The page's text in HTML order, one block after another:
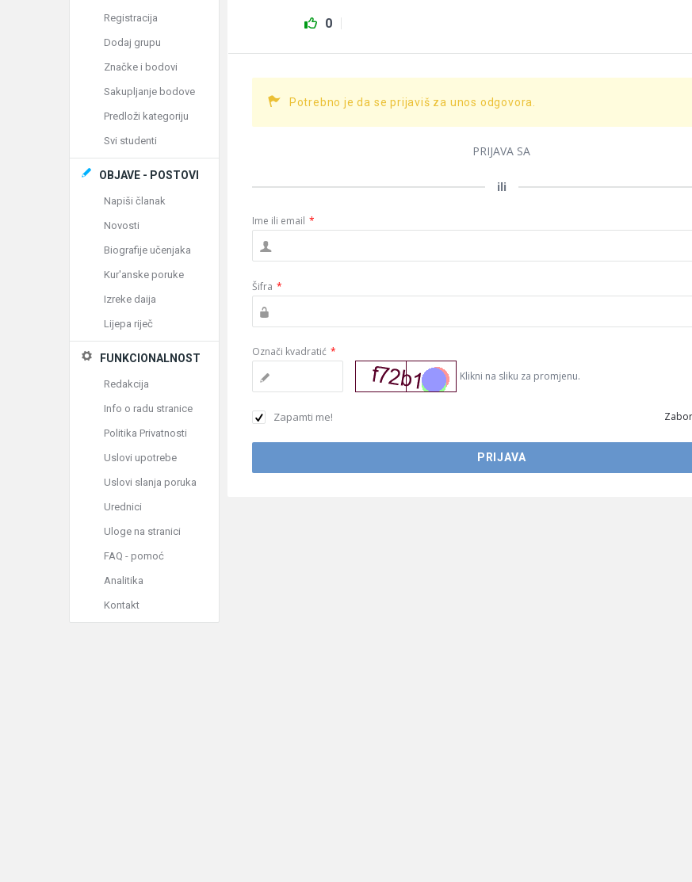
0
Potrebno je da se prijaviš za unos odgovora.
PRIJAVA SA
ili
Ime ili email *
Šifra *
Označi kvadratić *
Klikni na sliku za promjenu.
Zapamti me!
Registracija
Dodaj grupu
Značke i bodovi
Sakupljanje bodove
Predloži kategoriju
Svi studenti
OBJAVE - POSTOVI
Napiši članak
Novosti
Biografije učenjaka
Kur'anske poruke
Izreke daija
Lijepa riječ
FUNKCIONALNOST
Redakcija
Info o radu stranice
Politika Privatnosti
Uslovi upotrebe
Uslovi slanja poruka
Urednici
Uloge na stranici
FAQ - pomoć
Analitika
Kontakt